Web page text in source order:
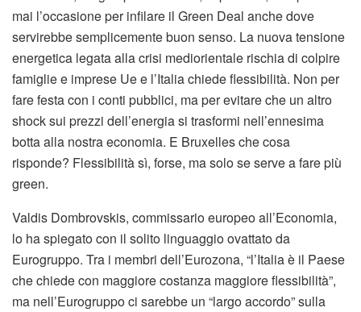
mai l’occasione per infilare il Green Deal anche dove
servirebbe semplicemente buon senso. La nuova tensione
energetica legata alla crisi mediorientale rischia di colpire
famiglie e imprese Ue e l’Italia chiede flessibilità. Non per
fare festa con i conti pubblici, ma per evitare che un altro
shock sui prezzi dell’energia si trasformi nell’ennesima
botta alla nostra economia. E Bruxelles che cosa
risponde? Flessibilità sì, forse, ma solo se serve a fare più
green.
Valdis Dombrovskis, commissario europeo all’Economia,
lo ha spiegato con il solito linguaggio ovattato da
Eurogruppo. Tra i membri dell’Eurozona, “l’Italia è il Paese
che chiede con maggiore costanza maggiore flessibilità”,
ma nell’Eurogruppo ci sarebbe un “largo accordo” sulla